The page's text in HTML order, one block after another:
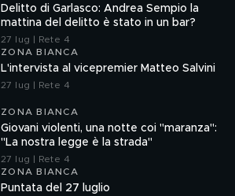
Delitto di Garlasco: Andrea Sempio la
mattina del delitto è stato in un bar?
27 lug | Rete 4
ZONA BIANCA
L'intervista al vicepremier Matteo Salvini
27 lug | Rete 4
ZONA BIANCA
Giovani violenti, una notte coi "maranza":
"La nostra legge è la strada"
27 lug | Rete 4
ZONA BIANCA
Puntata del 27 luglio